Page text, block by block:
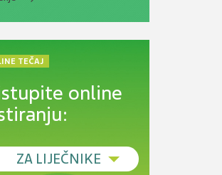
TEČAJ
online
ZA LIJEČNIKE